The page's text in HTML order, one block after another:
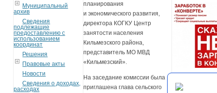
Муниципальный
архив
Сведения
подлежащие
предоставлению с
использованием
координат
Решения
Правовые акты
Новости
Сведения о доходах,
расходах
планирования
и экономического развития,
директора КОГКУ Центр
занятости населения
Кильмезского района,
представитель МО МВД
«Кильмезский».
На заседание комиссии была
приглашена глава сельского